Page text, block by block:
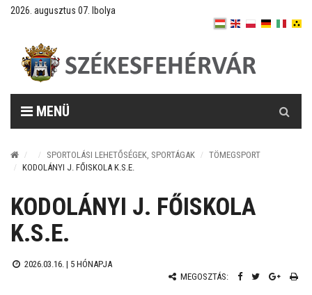
2026. augusztus 07. Ibolya
MENÜ
SPORTOLÁSI LEHETŐSÉGEK, SPORTÁGAK
TÖMEGSPORT
KODOLÁNYI J. FŐISKOLA K.S.E.
KODOLÁNYI J. FŐISKOLA
K.S.E.
2026.03.16. | 5 HÓNAPJA
MEGOSZTÁS: